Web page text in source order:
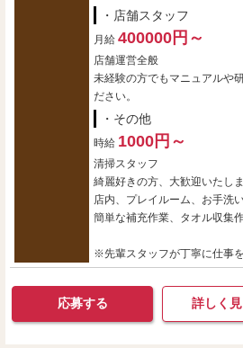
・店舗スタッフ
月給 400000円～
店舗運営全般
未経験の方でもマニュアルや
ださい。
・その他
時給 1000円～
清掃スタッフ
綺麗好きの方、大歓迎いたしま
店内、プレイルーム、お手洗
簡単な補充作業、タオル収集作
※先輩スタッフが丁寧に仕事を
応募する 詳しく